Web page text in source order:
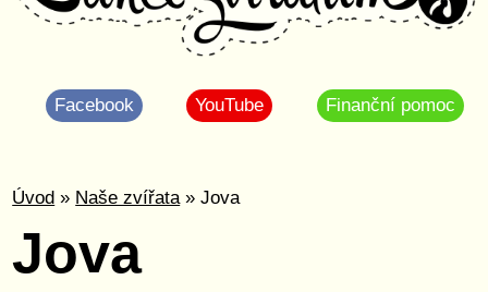
Facebook YouTube Finanční pomoc
Úvod » Naše zvířata» Jova
Jova